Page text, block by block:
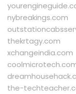
nybreakings.com
thekrtagy.com
xchangeindia.com
the-